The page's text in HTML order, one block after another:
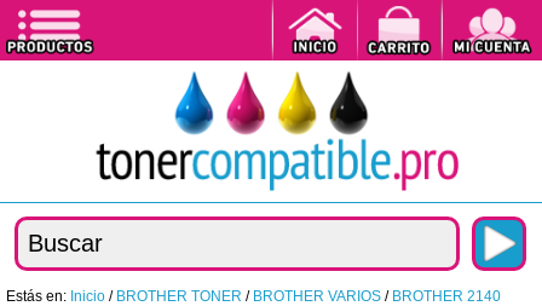
Estás en: Inicio / BROTHER TONER / BROTHER VARIOS / BROTHER 2140